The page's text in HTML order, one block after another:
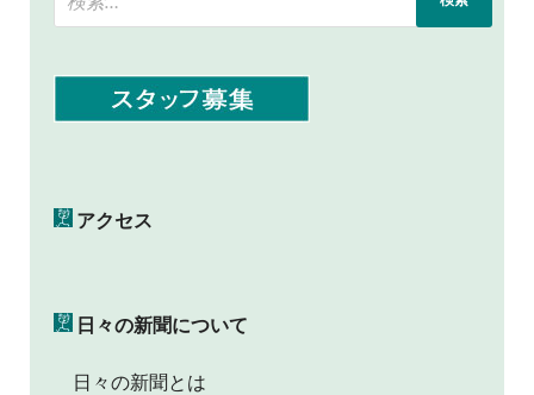
アクセス
日々の新聞について
日々の新聞とは